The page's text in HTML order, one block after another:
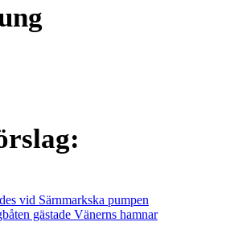
vid Särnmarkska pumpen
gästade Vänerns hamnar